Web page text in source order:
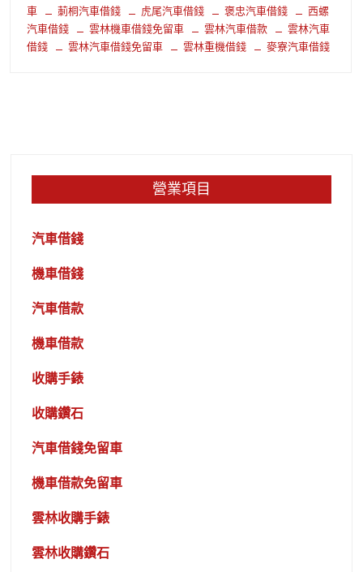
車
莿桐汽車借錢 虎尾汽車借錢 褒忠汽車借錢
西螺
汽車借錢
雲林機車借錢免留車 雲林汽車借款
雲林汽車
借錢
雲林汽車借錢免留車 雲林重機借錢 麥寮汽車借錢
營業項目
汽車借錢
機車借錢
汽車借款
機車借款
收購手錶
收購鑽石
汽車借錢免留車
機車借款免留車
雲林收購手錶
雲林收購鑽石